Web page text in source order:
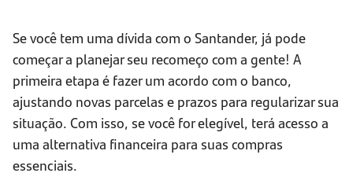
Se você tem uma dívida com o Santander, já pode
começar a planejar seu recomeço com a gente! A
primeira etapa é fazer um acordo com o banco,
ajustando novas parcelas e prazos para regularizar sua
situação. Com isso, se você for elegível, terá acesso a
uma alternativa financeira para suas compras
essenciais.